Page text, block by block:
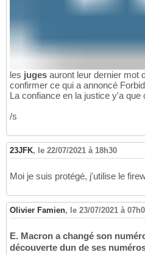
les juges auront leur dernier mot
confirmer ce qui a annoncé
La confiance en la justice y'a que
/s
23JFK, le 22/07/2021 à 18h30
Moi je suis protégé, j'utilise le
Olivier Famien, le 23/07/2021 à
E. Macron a changé son
découverte dun de ses